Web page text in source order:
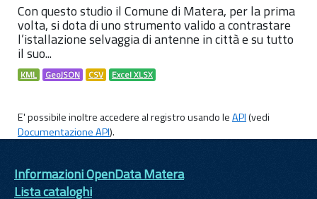
Con questo studio il Comune di Matera, per la prima
volta, si dota di uno strumento valido a contrastare
l’istallazione selvaggia di antenne in città e su tutto
il suo...
KML GeoJSON CSV Excel XLSX
E' possibile inoltre accedere al registro usando leAPI(vedi
Documentazione API).
Informazioni OpenData Matera
Lista cataloghi